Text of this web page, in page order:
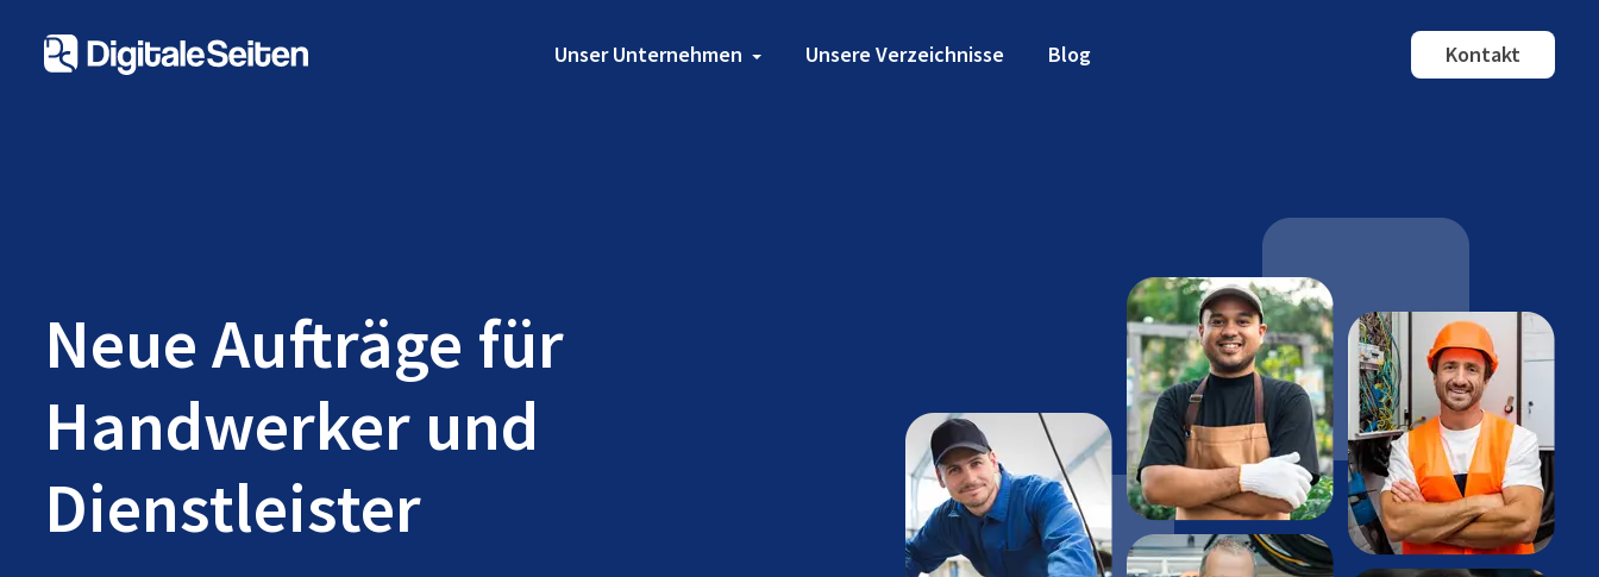
Unser Unternehmen Unsere Verzeichnisse Blog Kontakt
Neue Aufträge für
Handwerker und
Dienstleister